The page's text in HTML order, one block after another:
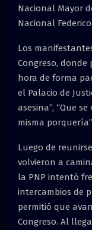
Nacional Mayor
Nacional
Los
Congreso,
hora de forma
el Palacio de
asesina”, “Que
misma
Luego de
volvieron a
la PNP intentó
intercambios de
permitió que
Congreso. Al